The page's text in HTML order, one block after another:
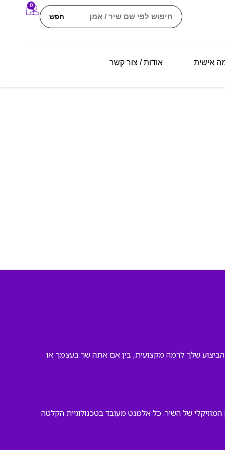
חפש
0
אישית אודות / צור קשר
הביצוע שלך לרמה מקצועית, בין אם אתה שר בעצמך או
של השיר. כל אלמנט מעובד בטכנולוגיית הקלטה